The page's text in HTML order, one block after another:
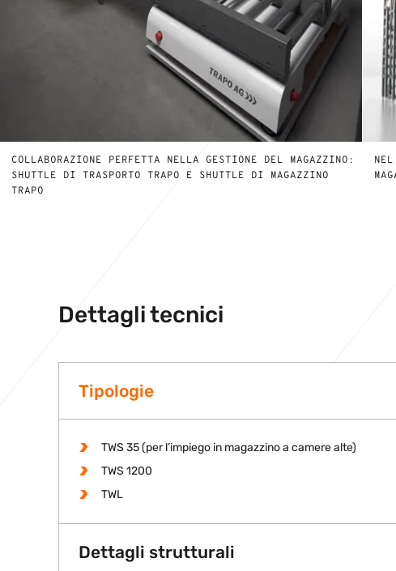
COLLABORAZIONE PERFETTA NELLA GESTIONE DEL MAGAZZINO:
SHUTTLE DI TRASPORTO TRAPO E SHUTTLE DI MAGAZZINO
TRAPO
Dettagli tecnici
Tipologie
TWS 35 (per l’impiego in magazzino a camere alte)
TWS 1200
TWL
Dettagli strutturali